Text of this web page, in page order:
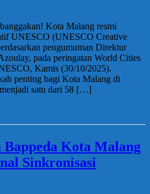
Kota Malang resmi
UNESCO (UNESCO Creative
pengumuman Direktur
pada peringatan World Cities
Kamis (30/10/2025).
penting bagi Kota Malang di
satu dari 58 […]
Bappeda Kota Malang
Sinkronisasi